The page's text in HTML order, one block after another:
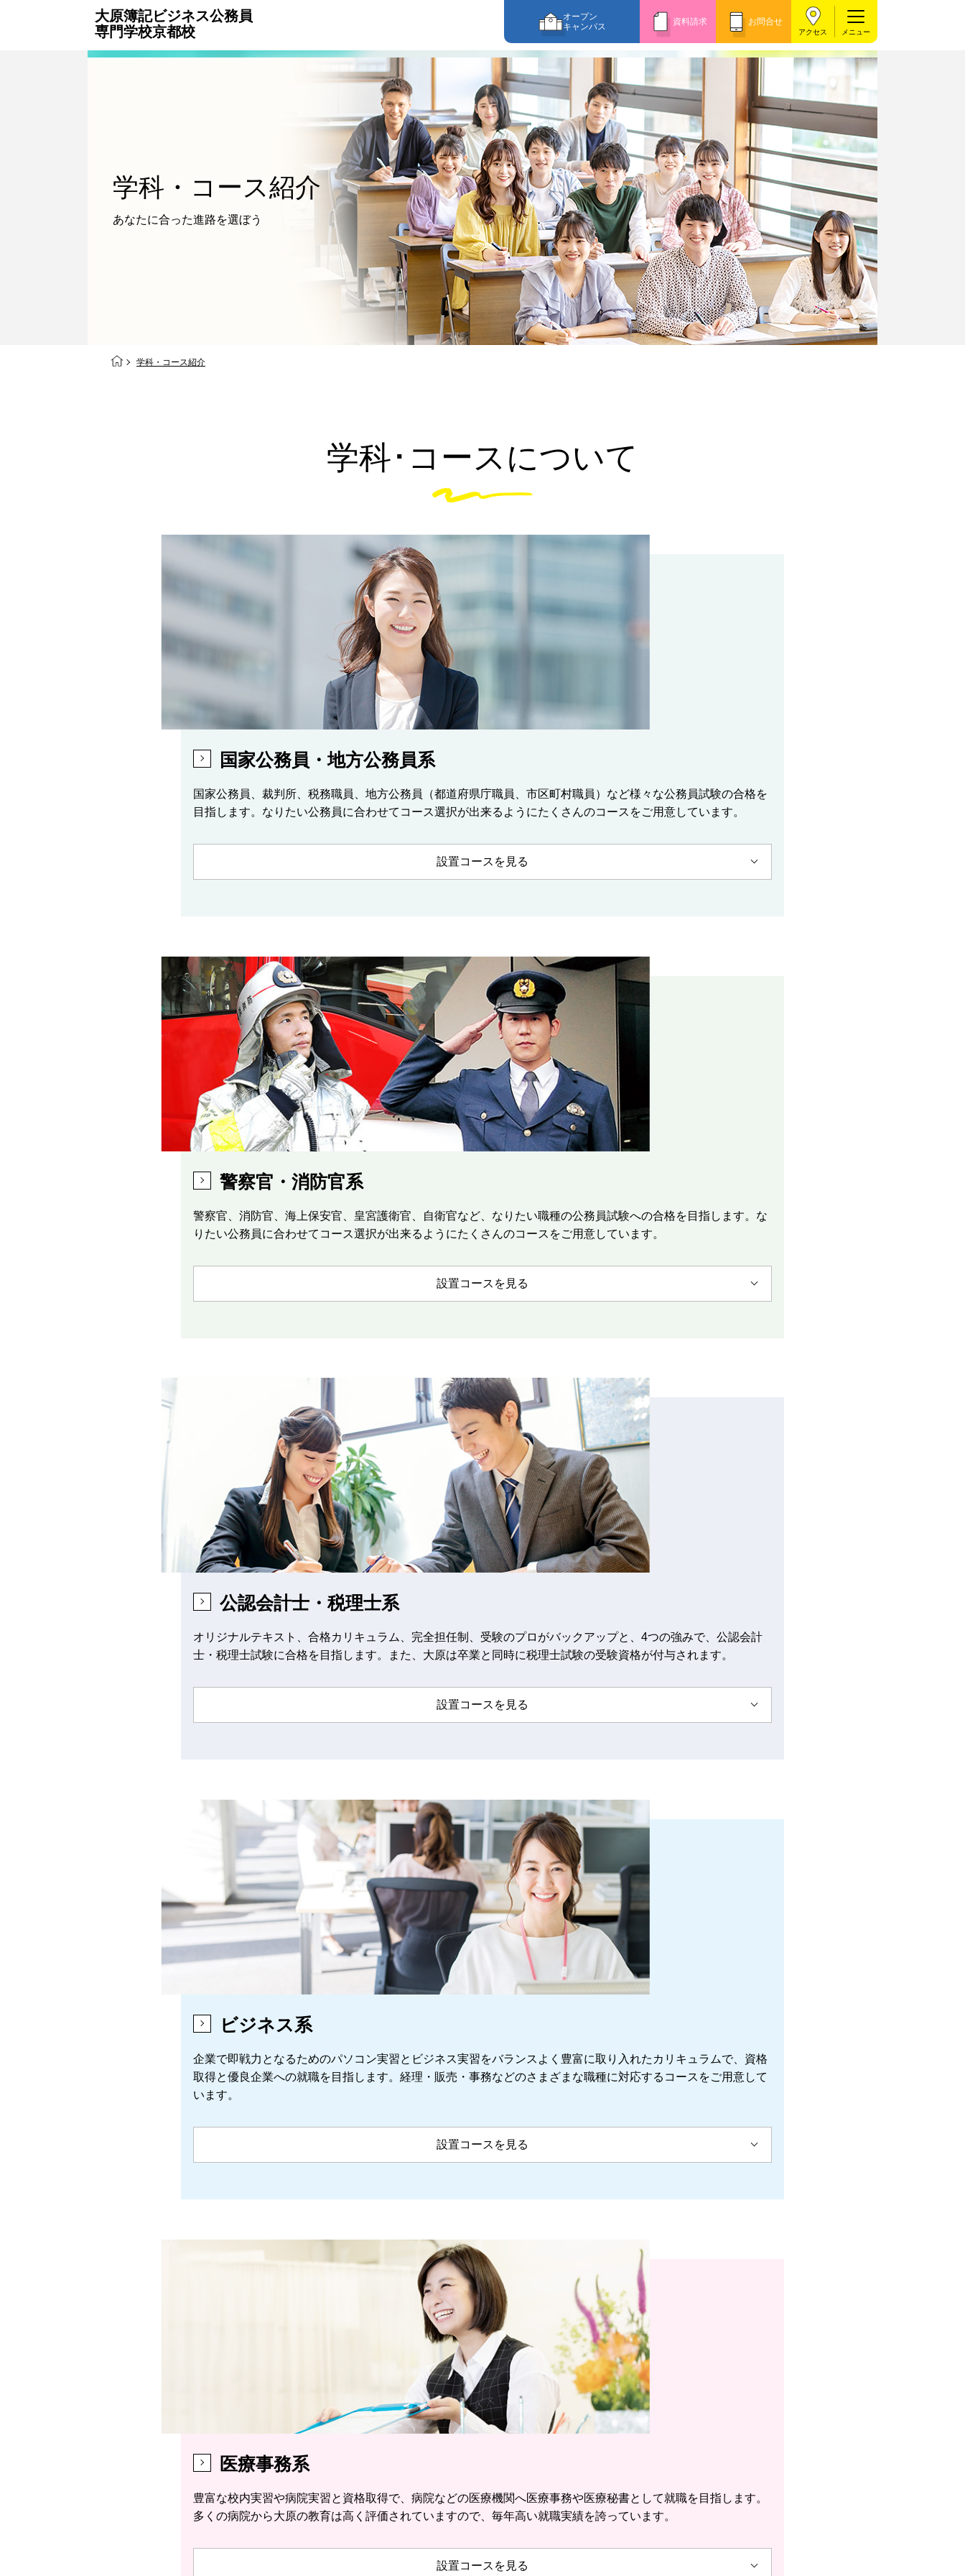
大原簿記ビジネス公務員
専門学校京都校
オープン
キャンパス
資料請求 お問合せ
アクセス
学科・コース紹介
あなたに合った進路を選ぼう
学科・コース紹介
学科･コースについて
国家公務員・地方公務員系
国家公務員、裁判所、税務職員、地方公務員（都道府県庁職員、市区町村職員）など様々な公務員試験の合格を
目指します。なりたい公務員に合わせてコース選択が出来るようにたくさんのコースをご用意しています。
設置コースを見る
警察官・消防官系
警察官、消防官、海上保安官、皇宮護衛官、自衛官など、なりたい職種の公務員試験への合格を目指します。な
りたい公務員に合わせてコース選択が出来るようにたくさんのコースをご用意しています。
設置コースを見る
公認会計士・税理士系
オリジナルテキスト、合格カリキュラム、完全担任制、受験のプロがバックアップと、4つの強みで、公認会計
士・税理士試験に合格を目指します。また、大原は卒業と同時に税理士試験の受験資格が付与されます。
設置コースを見る
ビジネス系
企業で即戦力となるためのパソコン実習とビジネス実習をバランスよく豊富に取り入れたカリキュラムで、資格
取得と優良企業への就職を目指します。経理・販売・事務などのさまざまな職種に対応するコースをご用意して
います。
設置コースを見る
医療事務系
豊富な校内実習や病院実習と資格取得で、病院などの医療機関へ医療事務や医療秘書として就職を目指します。
多くの病院から大原の教育は高く評価されていますので、毎年高い就職実績を誇っています。
設置コースを見る